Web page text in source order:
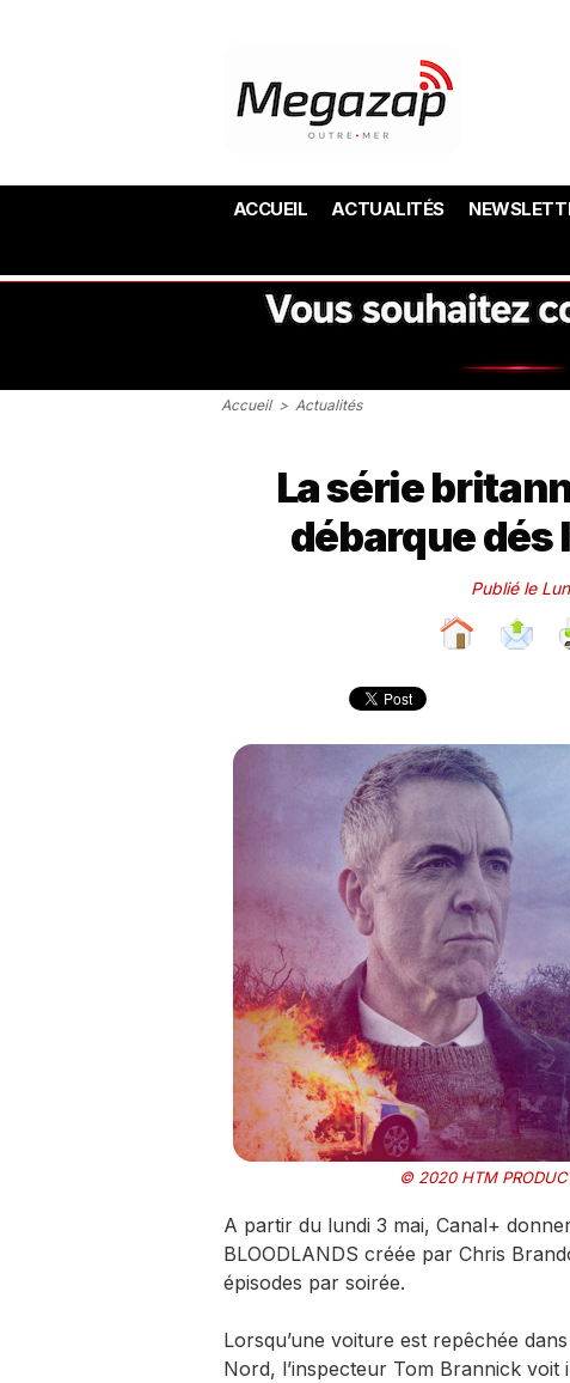
ACCUEIL ACTUALITÉS
Accueil > Actualités
La série
débarque dés
Publié le
© 2020 HTM
A partir du lundi 3 mai, Canal+
BLOODLANDS créée par Chris
épisodes par soirée.
Lorsqu’une voiture est repêchée
Nord, l’inspecteur Tom Brannick voit